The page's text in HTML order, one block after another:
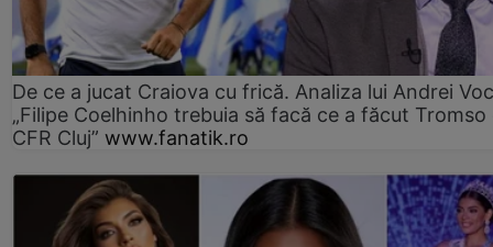
De ce a jucat Craiova cu frică. Analiza lui Andrei
„Filipe Coelhinho trebuia să facă ce a făcut Tromso
CFR Cluj” www.fanatik.ro